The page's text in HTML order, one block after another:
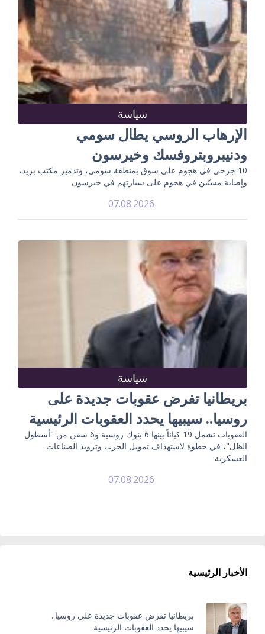
سياسة
الإرهاب الروسي يطال سومي
ودنيبروبتروفسك وخيرسون
10 جرحى في هجوم على سوق بمنطقة سومي، وتدمير مكتب بريد،
وإصابة مسنّين في هجوم على سيارتهم في خيرسون
07.08.2026
سياسة
بريطانيا تفرض عقوبات جديدة على
روسيا.. سيبيها يحدد العقوبات الرئيسية
العقوبات تشمل 19 كياناً بينها 6 بنوك روسية و6 سفن من "أسطول
الظل"، في خطوة لاستهداف تمويل الحرب وتزويد الصناعات
العسكرية
07.08.2026
الأخبار الرئيسية
بريطانيا تفرض عقوبات جديدة على روسيا..
سيبيها يحدد العقوبات الرئيسية